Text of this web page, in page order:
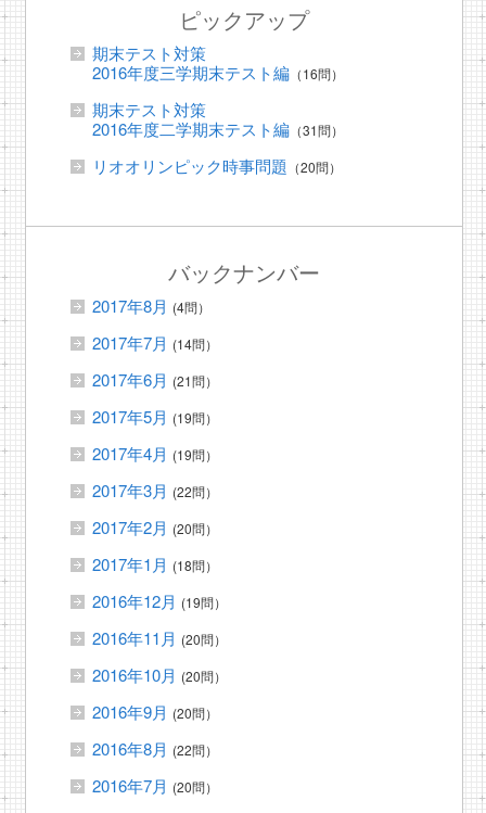
ピックアップ
期末テスト対策
2016年度三学期末テスト編（16問）
期末テスト対策
2016年度二学期末テスト編（31問）
リオオリンピック時事問題 （20問）
バックナンバー
2017年8月 (4問）
2017年7月 (14問）
2017年6月 (21問）
2017年5月 (19問）
2017年4月 (19問）
2017年3月 (22問）
2017年2月 (20問）
2017年1月 (18問）
2016年12月 (19問）
2016年11月 (20問）
2016年10月 (20問）
2016年9月 (20問）
2016年8月 (22問）
2016年7月 (20問）